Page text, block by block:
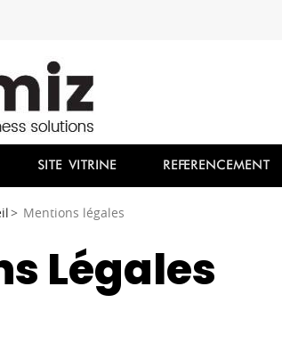
SITE VITRINE REFERENCEMENT
Mentions légales
Légales